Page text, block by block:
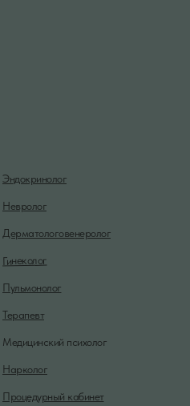
Медицинский психолог
Пульмонолог
Гинеколог
Дерматологовенеролог
Невролог
Эндокринолог
Процедурный кабинет
Нарколог
Терапевт